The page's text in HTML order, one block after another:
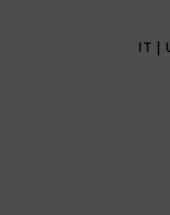
IT |